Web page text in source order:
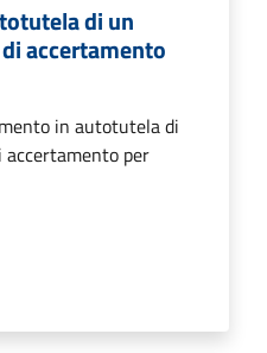
di un
accertamento
in autotutela di
accertamento per